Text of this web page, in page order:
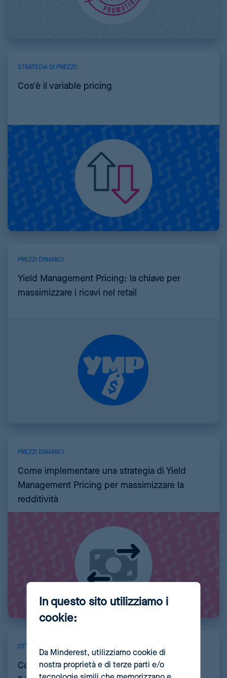
STRATEGIA DI PREZZO
Cos'è il variable pricing
PREZZI DINAMICI
Yield Management Pricing: la chiave per
massimizzare i ricavi nel retail
PREZZI DINAMICI
Come implementare una strategia di Yield
Management Pricing per massimizzare la
redditività
OTTIMIZZAZIONE DEI PREZZI
Cos’è il loyalty pricing e come applicarlo per
In questo sito utilizziamo i
cookie:
Da Minderest, utilizziamo cookie di
nostra proprietà e di terze parti e/o